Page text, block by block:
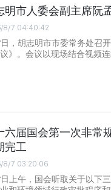
明市人委会副主席阮
8/7 04:40:42
，胡志明市市委常务处召
议》。会议以现场结合视频连
六届国会第一次非常
完工
8/7 03:20:06
上午，国会听取关于以下